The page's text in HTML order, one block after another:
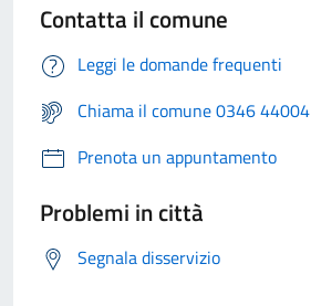
Contatta il comune
Leggi le domande frequenti
Chiama il comune 0346 44004
Prenota un appuntamento
Problemi in città
Segnala disservizio